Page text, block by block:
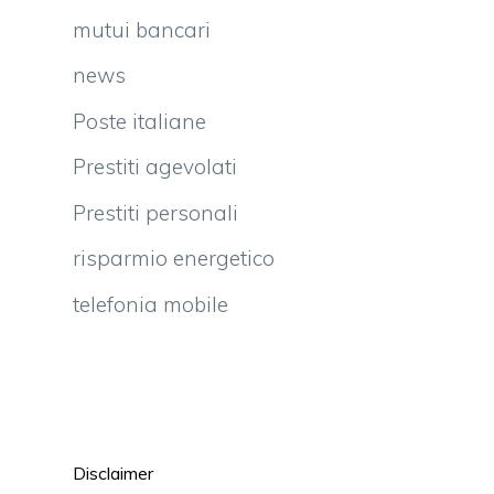
mutui bancari
news
Poste italiane
Prestiti agevolati
Prestiti personali
risparmio energetico
telefonia mobile
Disclaimer